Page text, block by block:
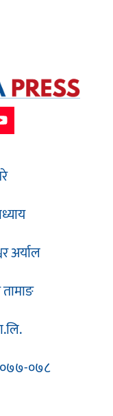
अर्याल
०७८